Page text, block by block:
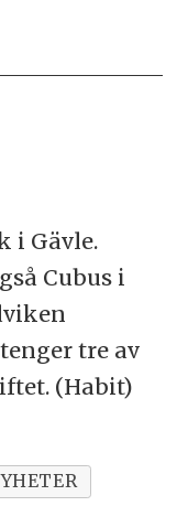
i Gävle.
Cubus i
tre av
(Habit)